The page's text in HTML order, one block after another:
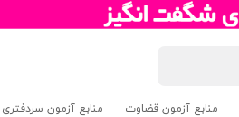
منابع آزمون قضاوت منابع آزمون سردفتری 1405